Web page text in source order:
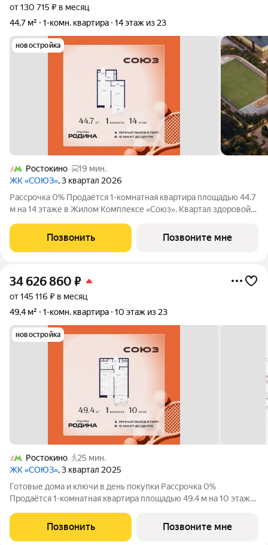
от 130 715 ₽ в месяц
44,7 м²
1-комн. квартира 14 этаж из 23
новостройка
Ростокино
19 мин.
ЖК «СОЮЗ», 3 квартал 2026
Рассрочка 0% Продаётся 1-комнатная квартира площадью 44.7
м на 14 этаже в Жилом Комплексе «Союз». Квартал здоровой
олимпийских видов спорта: - Ледовая арена для хоккея и
фигурного катания, - Футбольные
Позвонить Позвоните мне
34 626 860 ₽
от 145 116 ₽ в месяц
49,4 м²
1-комн. квартира 10 этаж из 23
новостройка
Ростокино
25 мин.
ЖК «СОЮЗ», 3 квартал 2025
Готовые дома и ключи в день покупки Рассрочка 0%
Продаётся 1-комнатная квартира площадью 49.4 м на 10 этаже
премиум-класса с рекордным количеством олимпийских
видов спорта: - Ледовая арена для хоккея и
Позвонить Позвоните мне